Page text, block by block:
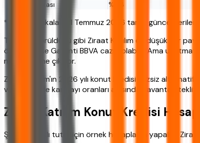
İş Bankası
%1.18
*Tablo, bankaların 1 Temmuz 2026 tarihli güncel
Tabloda görüldüğü gibi Ziraat Katılım en düşük kâr
önceliğinizse Garanti BBVA cazip olabilir. Ama
noktada öne çıkıyor.
Ziraat Katılım'ın 2026 yılı konut kredisi faizsiz
vade hem de kar payı oranları açısından avantajlı
Ziraat Katılım Konut Kredisi
Şimdi iki farklı tutar için örnek hesaplama yapalım. Ziraat